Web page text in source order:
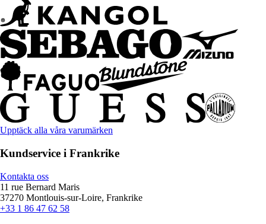
Upptäck alla våra varumärken
Kundservice i Frankrike
Kontakta oss
11 rue Bernard Maris
37270 Montlouis-sur-Loire, Frankrike
+33 1 86 47 62 58